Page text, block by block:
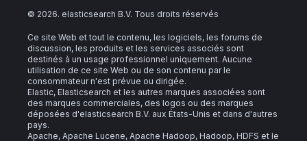
© 2026. elasticsearch B.V. Tous droits réservés
Ce site Web et tout le contenu, les logiciels, les forums de
discussion, les produits et les services associés sont
destinés à un usage professionnel uniquement. Aucune
utilisation de ce site Web ou de son contenu par le
consommateur n'est prévue ou dirigée.
Elastic, Elasticsearch et les autres marques associées sont
des marques commerciales, des logos ou des marques
déposées d'elasticsearch B.V. aux États-Unis et dans d'autres
pays.
Apache, Apache Lucene, Apache Hadoop, Hadoop, HDFS et le